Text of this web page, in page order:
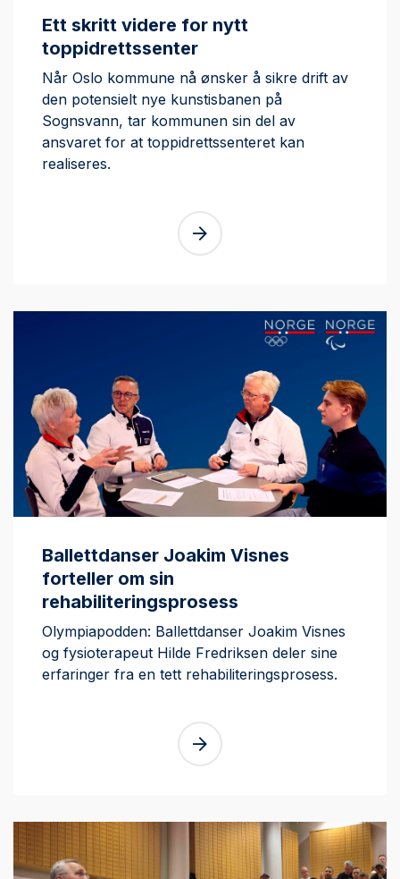
Ett skritt videre for nytt
toppidrettssenter
Når Oslo kommune nå ønsker å sikre drift av
den potensielt nye kunstisbanen på
Sognsvann, tar kommunen sin del av
ansvaret for at toppidrettssenteret kan
realiseres.
Ballettdanser Joakim Visnes
forteller om sin
rehabiliteringsprosess
Olympiapodden: Ballettdanser Joakim Visnes
og fysioterapeut Hilde Fredriksen deler sine
erfaringer fra en tett rehabiliteringsprosess.